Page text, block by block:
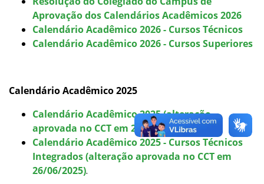
Formaturas
Assistência Estudantil
Documentos Úteis
Bibliotecas
Aprovação dos Calendários Acadêmicos 2026
Calendário Acadêmico 2026 - Cursos Técnicos
Calendário Acadêmico 2026 - Cursos Superiores
Calendário Acadêmico 2025
Calendário Acadêmico 2025 (alteração
aprovada no CCT em 26/06/2025);
Calendário Acadêmico 2025 - Cursos Técnicos
Integrados (alteração aprovada no CCT em
26/06/2025).